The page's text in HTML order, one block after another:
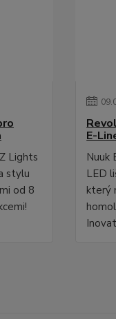
Lights
stylu
od 8
09.
E-
Nuuk
LED
který